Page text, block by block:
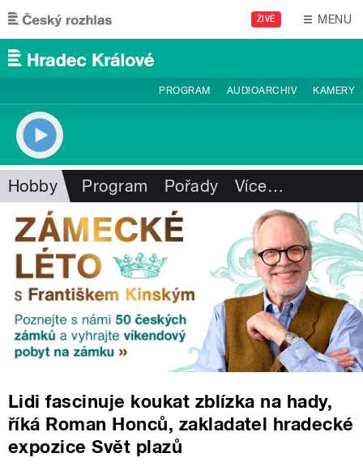
Přejít k hlavnímu obsahu
ŽIVĚ MENU
PROGRAM AUDIOARCHIV KAMERY
Hobby Program Pořady Více…
Lidi fascinuje koukat zblízka na hady,
říká Roman Honců, zakladatel hradecké
expozice Svět plazů